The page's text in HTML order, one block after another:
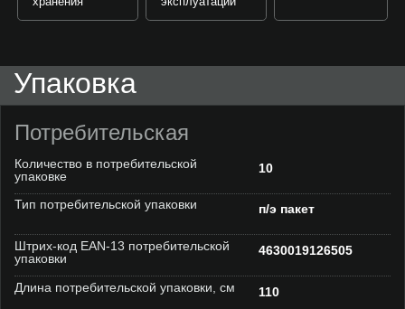
Упаковка
Потребительская
Количество в потребительской
упаковке
10
Тип потребительской упаковки п/э пакет
Штрих-код EAN-13 потребительской
упаковки
4630019126505
Длина потребительской упаковки, см 110